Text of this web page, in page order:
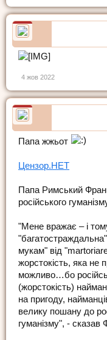
4 жов 2022
Папа жжьот
Цензор.НЕТ
Папа Римський
російського
"Мене вражає – і
мукам" від
жорстокість, яка не
можливо…бо
(жорстокість)
на пригоду,
велику пошану до
гуманізму", - сказав